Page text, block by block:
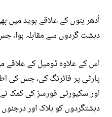
اُدھر بنوں کے علاقے ہوید میں
دہشت گردوں سے مقابلہ ہوا،
اس کے علاوہ ڈومیل کے علاقے
پارٹی پر فائرنگ کی، جس کی
دہشتگردوں کو ہلاک اور